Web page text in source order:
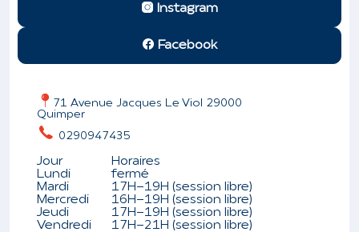
Instagram
Facebook
71 Avenue Jacques Le Viol 29000
Quimper
0290947435
Jour
Horaires
Lundi
fermé
Mardi
17H-19H (session libre)
Mercredi
16H-19H (session libre)
Jeudi
17H-19H (session libre)
Vendredi
17H-21H (session libre)